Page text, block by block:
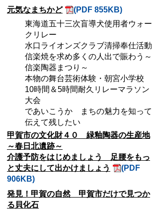
元気なまちかど
(PDF 855KB)
東海道五十三次盲導犬使用者ウォー
クリレー
水口ライオンズクラブ清掃奉仕活動
信楽焼を求め多くの人出で賑わう～
信楽陶器まつり～
本物の舞台芸術体験・朝宮小学校
10時間＆5時間耐久リレーマラソン
大会
であいこうか まちの魅力を知って
伝えて残したい
甲賀市の文化財４０ 緑釉陶器の生産地
～春日北遺跡～
介護予防をはじめましょう 足腰をもっ
と丈夫にして出かけましょう
(PDF
906KB)
発見！甲賀の自然 甲賀市だけで見つか
る貝化石